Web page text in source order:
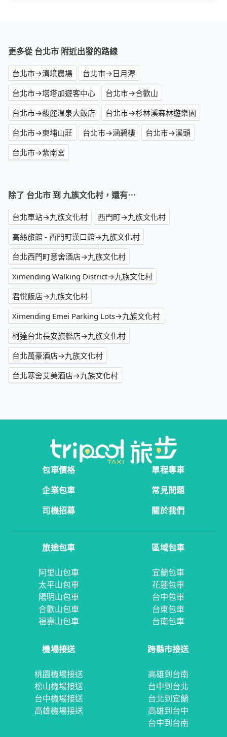
更多從 台北市 附近出發的路線
台北市→清境農場
台北市→日月潭
台北市→塔塔加遊客中心
台北市→合歡山
台北市→馥麗溫泉大飯店
台北市→杉林溪森林遊樂園
台北市→東埔山莊
台北市→涵碧樓
台北市→溪頭
台北市→紫南宮
除了 台北市 到 九族文化村，還有⋯
台北車站→九族文化村
西門町→九族文化村
高絲旅館 - 西門町漢口館→九族文化村
台北西門町意舍酒店→九族文化村
Ximending Walking District→九族文化村
君悅飯店→九族文化村
Ximending Emei Parking Lots→九族文化村
柯達台北長安旗艦店→九族文化村
台北萬豪酒店→九族文化村
台北寒舍艾美酒店→九族文化村
包車價格
單程專車
企業包車
常見問題
司機招募
關於我們
旅途包車
阿里山包車
太平山包車
陽明山包車
合歡山包車
福壽山包車
區域包車
宜蘭包車
花蓮包車
台中包車
台東包車
台南包車
機場接送
桃園機場接送
松山機場接送
台中機場接送
高雄機場接送
跨縣市接送
高雄到台南
台中到台北
台北到宜蘭
高雄到台中
台中到台南